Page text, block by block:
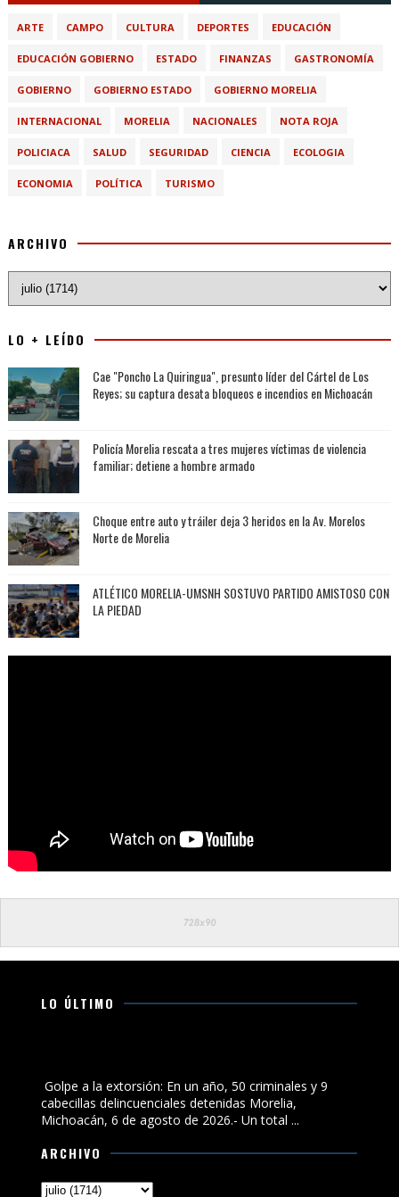
ARTE CAMPO CULTURA DEPORTES EDUCACIÓN
EDUCACIÓN GOBIERNO ESTADO FINANZAS GASTRONOMÍA
GOBIERNO GOBIERNO ESTADO GOBIERNO MORELIA
INTERNACIONAL MORELIA NACIONALES NOTA ROJA
POLICIACA SALUD SEGURIDAD CIENCIA ECOLOGIA
ECONOMIA POLÍTICA TURISMO
ARCHIVO
LO + LEÍDO
Cae "Poncho La Quiringua", presunto líder del Cártel de Los
Reyes; su captura desata bloqueos e incendios en Michoacán
Policía Morelia rescata a tres mujeres víctimas de violencia
familiar; detiene a hombre armado
Choque entre auto y tráiler deja 3 heridos en la Av. Morelos
Norte de Morelia
ATLÉTICO MORELIA-UMSNH SOSTUVO PARTIDO AMISTOSO CON
LA PIEDAD
LO ÚLTIMO
Golpe a la extorsión: En un año, 50 criminales y 9
cabecillas delincuenciales detenidas Morelia,
Michoacán, 6 de agosto de 2026.- Un total ...
ARCHIVO